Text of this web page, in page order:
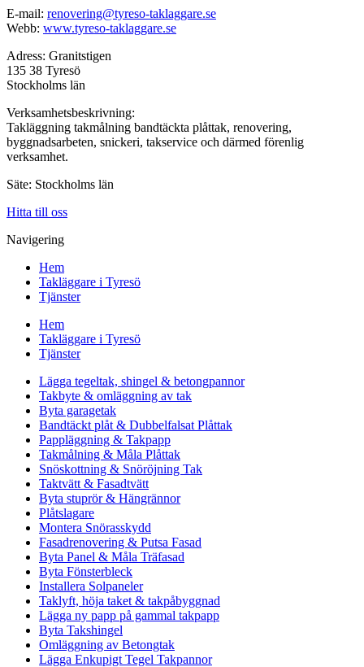
E-mail: renovering@tyreso-taklaggare.se
Webb: www.tyreso-taklaggare.se
Adress: Granitstigen
135 38 Tyresö
Stockholms län
Verksamhetsbeskrivning:
Takläggning takmålning bandtäckta plåttak, renovering,
byggnadsarbeten, snickeri, takservice och därmed förenlig
verksamhet.
Säte: Stockholms län
Hitta till oss
Navigering
Hem
Takläggare i Tyresö
Tjänster
Hem
Takläggare i Tyresö
Tjänster
Lägga tegeltak, shingel & betongpannor
Takbyte & omläggning av tak
Byta garagetak
Bandtäckt plåt & Dubbelfalsat Plåttak
Pappläggning & Takpapp
Takmålning & Måla Plåttak
Snöskottning & Snöröjning Tak
Taktvätt & Fasadtvätt
Byta stuprör & Hängrännor
Plåtslagare
Montera Snörasskydd
Fasadrenovering & Putsa Fasad
Byta Panel & Måla Träfasad
Byta Fönsterbleck
Installera Solpaneler
Taklyft, höja taket & takpåbyggnad
Lägga ny papp på gammal takpapp
Byta Takshingel
Omläggning av Betongtak
Lägga Enkupigt Tegel Takpannor